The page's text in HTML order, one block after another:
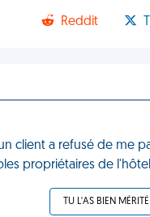
Reddit
client a refusé de me
propriétaires de
TU L'AS BIEN MÉRITÉ